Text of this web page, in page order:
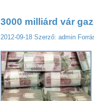
3000 milliárd vár
2012-09-18 Szerző: admin